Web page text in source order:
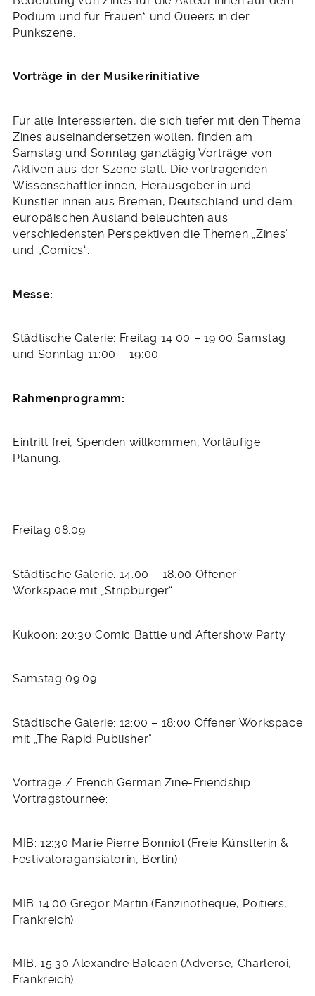
Podium und für Frauen* und Queers in der
Punkszene.
Vorträge in der Musikerinitiative
Für alle Interessierten, die sich tiefer mit den Thema
Zines auseinandersetzen wollen, finden am
Samstag und Sonntag ganztägig Vorträge von
Aktiven aus der Szene statt. Die vortragenden
Wissenschaftler:innen, Herausgeber:in und
Künstler:innen aus Bremen, Deutschland und dem
europäischen Ausland beleuchten aus
verschiedensten Perspektiven die Themen „Zines“
und „Comics“.
Messe:
Städtische Galerie: Freitag 14:00 – 19:00 Samstag
und Sonntag 11:00 – 19:00
Rahmenprogramm:
Eintritt frei, Spenden willkommen, Vorläufige
Planung:
Freitag 08.09.
Städtische Galerie: 14:00 – 18:00 Offener
Workspace mit „Stripburger“
Kukoon: 20:30 Comic Battle und Aftershow Party
Samstag 09.09.
Städtische Galerie: 12:00 – 18:00 Offener Workspace
mit „The Rapid Publisher“
Vorträge / French German Zine-Friendship
Vortragstournee:
MIB: 12:30 Marie Pierre Bonniol (Freie Künstlerin &
Festivaloragansiatorin, Berlin)
MIB 14:00 Gregor Martin (Fanzinotheque, Poitiers,
Frankreich)
MIB: 15:30 Alexandre Balcaen (Adverse, Charleroi,
Frankreich)